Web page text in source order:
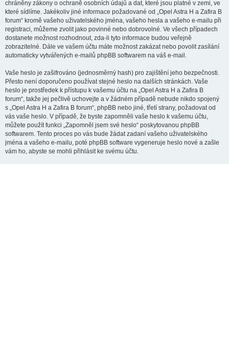
chráněny zákony o ochraně osobních údajů a dat, které jsou platné v zemi, ve
které sídlíme. Jakékoliv jiné informace požadované od „Opel Astra H a Zafira B
forum“ kromě vašeho uživatelského jména, vašeho hesla a vašeho e-mailu při
registraci, můžeme zvolit jako povinné nebo dobrovolné. Ve všech případech
dostanete možnost rozhodnout, zda-li tyto informace budou veřejně
zobrazitelné. Dále ve vašem účtu máte možnost zakázat nebo povolit zasílání
automaticky vytvářených e-mailů phpBB softwarem na váš e-mail.
Vaše heslo je zašifrováno (jednosměrný hash) pro zajištění jeho bezpečnosti.
Přesto není doporučeno používat stejné heslo na dalších stránkách. Vaše
heslo je prostředek k přístupu k vašemu účtu na „Opel Astra H a Zafira B
forum“, takže jej pečlivě uchovejte a v žádném případě nebude nikdo spojený
s „Opel Astra H a Zafira B forum“, phpBB nebo jiné, třetí strany, požadovat od
vás vaše heslo. V případě, že byste zapomněli vaše heslo k vašemu účtu,
můžete použít funkci „Zapomněl jsem své heslo“ poskytovanou phpBB
softwarem. Tento proces po vás bude žádat zadaní vašeho uživatelského
jména a vašeho e-mailu, poté phpBB software vygeneruje heslo nové a zašle
vám ho, abyste se mohli přihlásit ke svému účtu.